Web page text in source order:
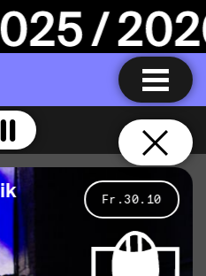
ik
Fr.30.10